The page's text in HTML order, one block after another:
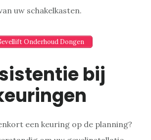
uw schakelkasten.
Onderhoud Dongen
bij
een keuring op de planning?